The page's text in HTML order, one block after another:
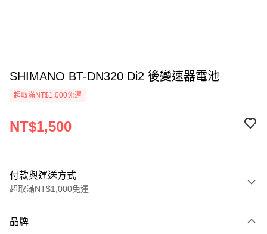
SHIMANO BT-DN320 Di2 後變速器電池
超取滿NT$1,000免運
NT$1,500
付款與運送方式
超取滿NT$1,000免運
信用卡一次付款
品牌